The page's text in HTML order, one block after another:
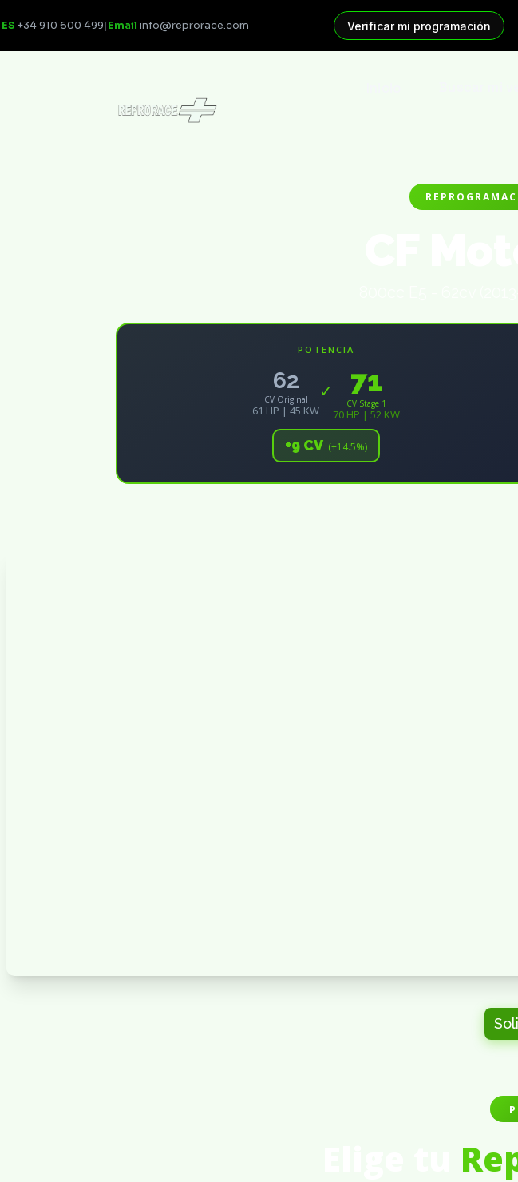
ES +34 910 600 499|Email info@reprorace.com Verificar mi programación
POTENCIA
62
CV Original
61 HP | 45 KW
✓ 71
CV Stage 1
70 HP | 52 KW
+9 CV (+14.5%)